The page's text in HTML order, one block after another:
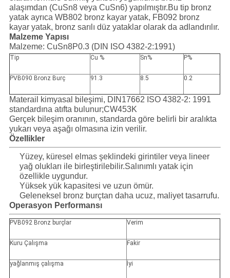
SITE
HARITASI
PRIVACY
POLICY
alaşımdan (CuSn8 veya CuSn6) yapılmıştır.Bu tip bronz
yatak ayrıca WB802 bronz kayar yatak, FB092 bronz
kayar yatak, bronz sarılı düz yataklar olarak da adlandırılır.
Malzeme Yapısı
Malzeme: CuSn8P0.3 (DIN ISO 4382-2:1991)
Tip Cu % Sn% P%
PVB090 Bronz Burç 91.3 8.5 0.2
Materail kimyasal bileşimi, DIN17662 ISO 4382-2: 1991
standardına atıfta bulunur;CW453K
Gerçek bileşim oranının, standarda göre belirli bir aralıkta
yukarı veya aşağı olmasına izin verilir.
Özellikler
Yüzey, küresel elmas şeklindeki girintiler veya lineer
yağ olukları ile birleştirilebilir.Salınımlı yatak için
özellikle uygundur.
Yüksek yük kapasitesi ve uzun ömür.
Geleneksel bronz burçtan daha ucuz, maliyet tasarrufu.
Operasyon Performansı
PVB092 Bronz burçlar Verim
Kuru Çalışma Fakir
yağlanmış çalışma İyi